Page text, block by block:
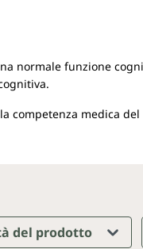
normale funzione
competenza medica del
del prodotto